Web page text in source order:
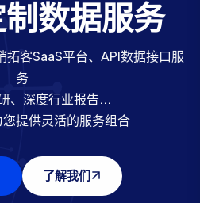
数据22年
服务立足，打造400人专业团
队
100,000+企业
数据网
，一百亿+条真实进出口数据
地区，包括197个主权国家和36
立报关区
数据服务
拓客SaaS平台、API数据接口服
务
、深度行业报告...
提供灵活的服务组合
了解我们
的行业资历
数据网
，一百亿+条真实进出口数据
地区，包括197个主权国家和36
立报关区